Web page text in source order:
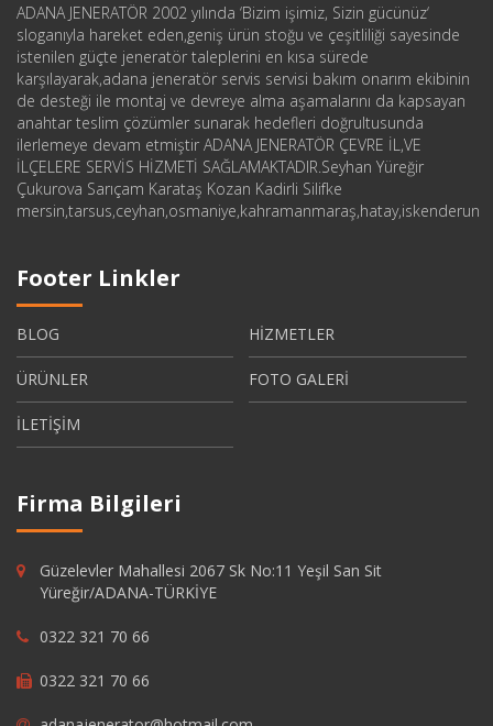
ADANA JENERATÖR 2002 yılında ‘Bizim işimiz, Sizin gücünüz‘
sloganıyla hareket eden,geniş ürün stoğu ve çeşitliliği sayesinde
istenilen güçte jeneratör taleplerini en kısa sürede
karşılayarak,adana jeneratör servis servisi bakım onarım ekibinin
de desteği ile montaj ve devreye alma aşamalarını da kapsayan
anahtar teslim çözümler sunarak hedefleri doğrultusunda
ilerlemeye devam etmiştir ADANA JENERATÖR ÇEVRE İL,VE
İLÇELERE SERVİS HİZMETİ SAĞLAMAKTADIR.Seyhan Yüreğir
Çukurova Sarıçam Karataş Kozan Kadirli Silifke
mersin,tarsus,ceyhan,osmaniye,kahramanmaraş,hatay,iskenderun
Footer Linkler
BLOG HİZMETLER
ÜRÜNLER FOTO GALERİ
İLETİŞİM
Firma Bilgileri
Güzelevler Mahallesi 2067 Sk No:11 Yeşil San Sit
Yüreğir/ADANA-TÜRKİYE
0322 321 70 66
0322 321 70 66